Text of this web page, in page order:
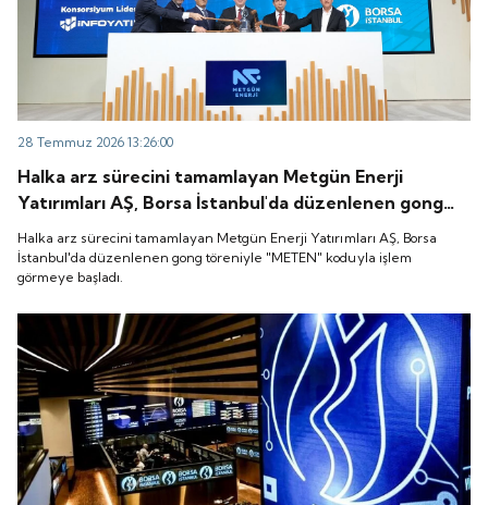
28 Temmuz 2026 13:26:00
Halka arz sürecini tamamlayan Metgün Enerji
Yatırımları AŞ, Borsa İstanbul'da düzenlenen gong
töreniyle "METEN" koduyla işlem görmeye başladı.
Halka arz sürecini tamamlayan Metgün Enerji Yatırımları AŞ, Borsa
İstanbul'da düzenlenen gong töreniyle "METEN" koduyla işlem
görmeye başladı.